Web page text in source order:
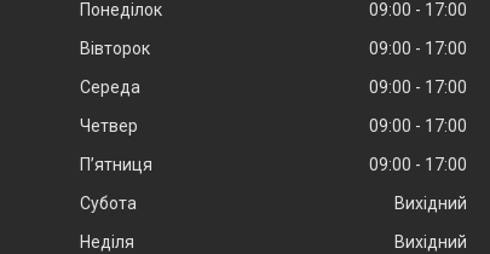
Понеділок 09:00
17:00
Вівторок
09:00
17:00
Середа
09:00
17:00
Четвер
09:00
17:00
Пʼятниця
09:00
17:00
Субота
Вихідний
Неділя
Вихідний